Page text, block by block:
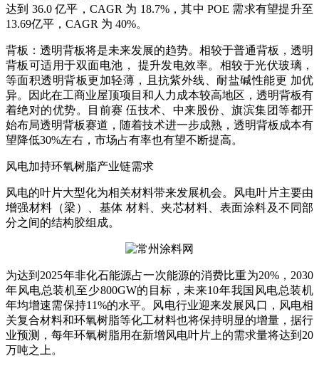
达到 36.0 亿平，CAGR 为 18.7%，其中 POE 需求有望提升至
13.69亿平，CAGR 为 40%。
背板：透明背板将是未来发展的趋势。相较于普通背板，透明
背板可适用于双面电池， 提升发电效率。相较于光伏玻璃，
等面积透明背板更加轻薄，且抗紫外线、耐盐碱性能更 加优
异。因此在工商业屋顶项目和人力成本较高地区，透明背板有
着绝对的优势。目前赛 伍技术、中来股份、旗滨集团等都开
始布局透明背板赛道，随着技术进一步成熟，透明背板成本有
望降低30%左右，市场占有率也有望不断提高。
风电加持环氧树脂产业链需求
风电的叶片大型化为相关材料带来发展机会。风电叶片主要由
增强材料（梁）、基体 材料、夹芯材料、表面涂料及不同部
分之间的结构胶组成。
为达到2025年非化石能源占一次能源的消费比重为20%，2030
年风电总装机至少800GW的目标，未来10年我国风电总装机
年均增速需保持11%的水平。风电行业迎来发展风口，风电相
关复合材料和环氧树脂等化工材料也将保持明显的增量，据行
业预测，每年环氧树脂用在新增风电叶片上的需求量将达到20
万吨之上。